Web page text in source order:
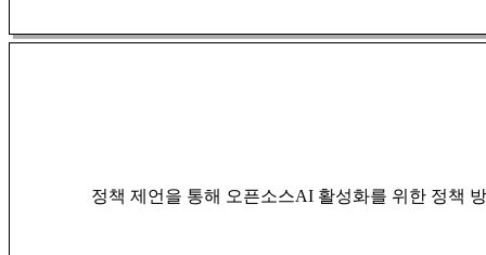
정책 제언을 통해 오픈소스AI 활성화를 위한 정책